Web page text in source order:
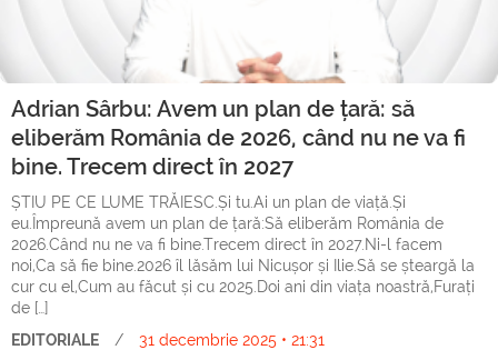
Adrian Sârbu: Avem un plan de țară: să
eliberăm România de 2026, când nu ne va fi
bine. Trecem direct în 2027
ȘTIU PE CE LUME TRĂIESC.Și tu.Ai un plan de viață.Și
eu.Împreună avem un plan de țară:Să eliberăm România de
2026.Când nu ne va fi bine.Trecem direct în 2027.Ni-l facem
noi,Ca să fie bine.2026 îl lăsăm lui Nicușor și Ilie.Să se șteargă la
cur cu el,Cum au făcut și cu 2025.Doi ani din viața noastră,Furați
de […]
EDITORIALE
/ 31 decembrie 2025 • 21:31